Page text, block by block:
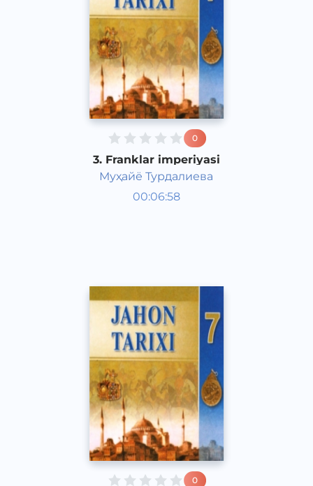
0
3. Franklar imperiyasi
Муҳайё Турдалиева
00:06:58
Jahon tarixi 7 sinf
0